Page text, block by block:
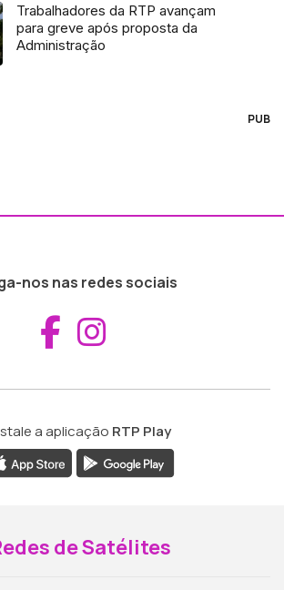
Trabalhadores da RTP avançam
para greve após proposta da
Administração
PUB
nos nas redes sociais
Aceder ao
a aplicação RTP Play
de Satélites